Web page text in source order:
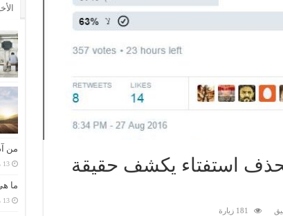
تحذف استفتاء يكشف حقيقة
181 زيارة
من
13 مارس، 2026
ما
13 مارس، 2026